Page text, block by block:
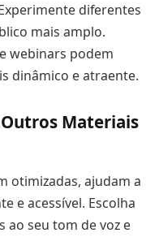
diferentes
mais amplo.
webinars podem
dinâmico e atraente.
Materiais
otimizadas, ajudam a
e acessível. Escolha
ao seu tom de voz e